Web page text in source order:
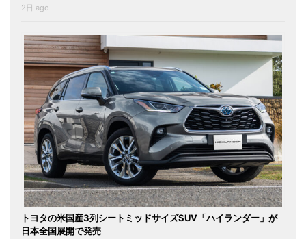
2日 ago
トヨタの米国産3列シートミッドサイズSUV「ハイランダー」が
日本全国展開で発売